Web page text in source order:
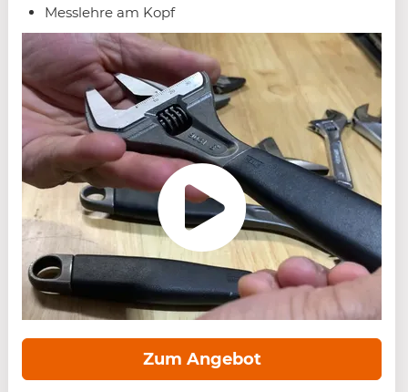
Messlehre am Kopf
Zum Angebot